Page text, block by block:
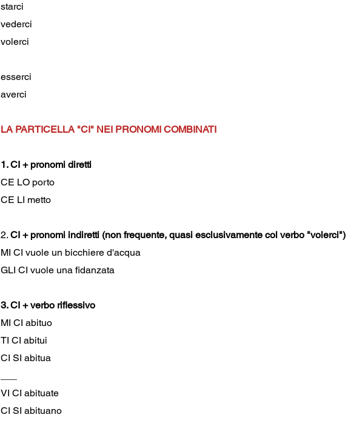
starci
vederci
volerci
esserci
averci
LA PARTICELLA "CI" NEI PRONOMI COMBINATI
1. CI + pronomi diretti
CE LO porto
CE LI metto
2. CI + pronomi indiretti (non frequente, quasi esclusivamente col verbo "volerci")
MI CI vuole un bicchiere d'acqua
GLI CI vuole una fidanzata
3. CI + verbo riflessivo
MI CI abituo
TI CI abitui
CI SI abitua
VI CI abituate
CI SI abituano